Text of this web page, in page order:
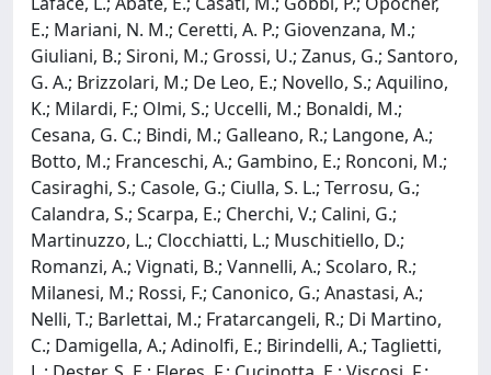
E.; Mariani, N. M.; Ceretti, A. P.; Giovenzana, M.;
Giuliani, B.; Sironi, M.; Grossi, U.; Zanus, G.; Santoro,
G. A.; Brizzolari, M.; De Leo, E.; Novello, S.; Aquilino,
K.; Milardi, F.; Olmi, S.; Uccelli, M.; Bonaldi, M.;
Cesana, G. C.; Bindi, M.; Galleano, R.; Langone, A.;
Botto, M.; Franceschi, A.; Gambino, E.; Ronconi, M.;
Casiraghi, S.; Casole, G.; Ciulla, S. L.; Terrosu, G.;
Calandra, S.; Scarpa, E.; Cherchi, V.; Calini, G.;
Martinuzzo, L.; Clocchiatti, L.; Muschitiello, D.;
Romanzi, A.; Vignati, B.; Vannelli, A.; Scolaro, R.;
Milanesi, M.; Rossi, F.; Canonico, G.; Anastasi, A.;
Nelli, T.; Barlettai, M.; Fratarcangeli, R.; Di Martino,
C.; Damigella, A.; Adinolfi, E.; Birindelli, A.; Taglietti,